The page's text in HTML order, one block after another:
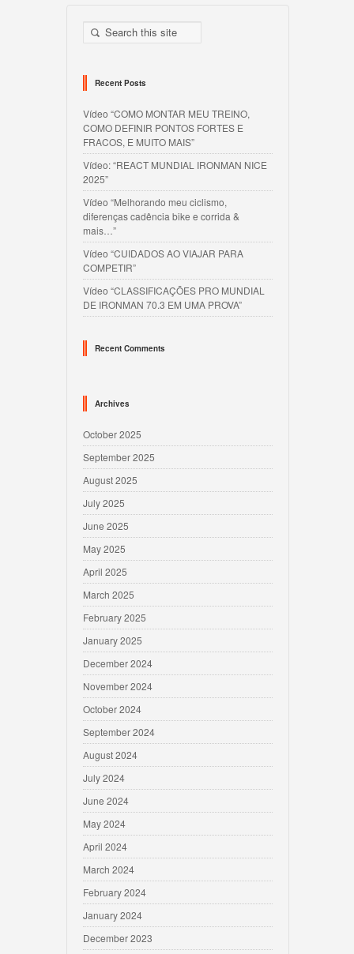
Recent Posts
Vídeo “COMO MONTAR MEU TREINO,
COMO DEFINIR PONTOS FORTES E
FRACOS, E MUITO MAIS”
Vídeo: “REACT MUNDIAL IRONMAN NICE
2025”
Vídeo “Melhorando meu ciclismo,
diferenças cadência bike e corrida &
mais…”
Vídeo “CUIDADOS AO VIAJAR PARA
COMPETIR”
Vídeo “CLASSIFICAÇÕES PRO MUNDIAL
DE IRONMAN 70.3 EM UMA PROVA”
Recent Comments
Archives
October 2025
September 2025
August 2025
July 2025
June 2025
May 2025
April 2025
March 2025
February 2025
January 2025
December 2024
November 2024
October 2024
September 2024
August 2024
July 2024
June 2024
May 2024
April 2024
March 2024
February 2024
January 2024
December 2023